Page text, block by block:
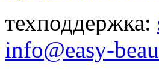
техподдержка:
info@easy-